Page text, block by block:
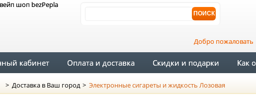
Добро пожаловать
кабинет Оплата и доставка Скидки и подарки Как
> Доставка в Ваш город > Электронные сигареты и жидкость Лозовая